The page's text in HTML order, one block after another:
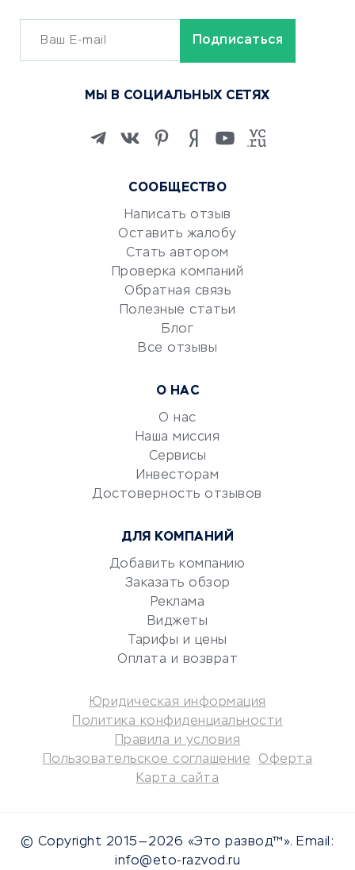
ОБУЧЕНИЕ И РАБОТА
Изучение иностранных
Маркетинг и продажи
Репетиторство
Красота и здоровье
Сервисы по поиску работы
Сетевой маркетинг
УСЛУГИ ДЛЯ БИЗНЕСА
документооборот
Консалтинговые компании
Аудиторские компании
Бухгалтерия онлайн
КРЕДИТЫ И ЗАЙМЫ
Потребительские кредиты
Кредитные карты
Дебетовые карты
Подбор кредита
СООБЩЕСТВО
Написать отзыв
Оставить жалобу
Стать автором
Проверка компаний
Обратная связь
Полезные статьи
Блог
Все отзывы
О НАС
О нас
Наша миссия
Сервисы
Инвесторам
Достоверность отзывов
ДЛЯ КОМПАНИЙ
Добавить компанию
Заказать обзор
Реклама
Виджеты
Тарифы и цены
Оплата и возврат
МЫ В СОЦИАЛЬНЫХ СЕТЯХ
Юридическая информация
Политика конфиденциальности
Правила и условия
Пользовательское соглашение
Оферта
Карта сайта
© Copyright 2015—2026 «Это развод™». Email:
info@eto-razvod.ru